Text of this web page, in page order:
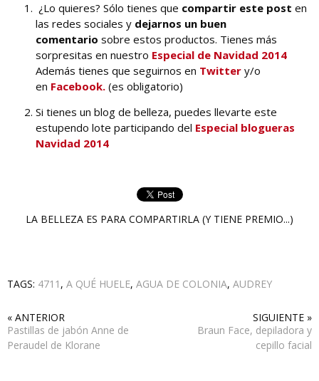
¿Lo quieres? Sólo tienes que compartir este post en
las redes sociales y dejarnos un buen
comentario sobre estos productos. Tienes más
sorpresitas en nuestro Especial de Navidad 2014
Además tienes que seguirnos en Twitter y/o
en Facebook. (es obligatorio)
Si tienes un blog de belleza, puedes llevarte este
estupendo lote participando del Especial blogueras
Navidad 2014
LA BELLEZA ES PARA COMPARTIRLA (Y TIENE PREMIO...)
TAGS: 4711 , A QUÉ HUELE, AGUA DE COLONIA, AUDREY
« ANTERIOR
Pastillas de jabón Anne de
Peraudel de Klorane
SIGUIENTE »
Braun Face, depiladora y
cepillo facial